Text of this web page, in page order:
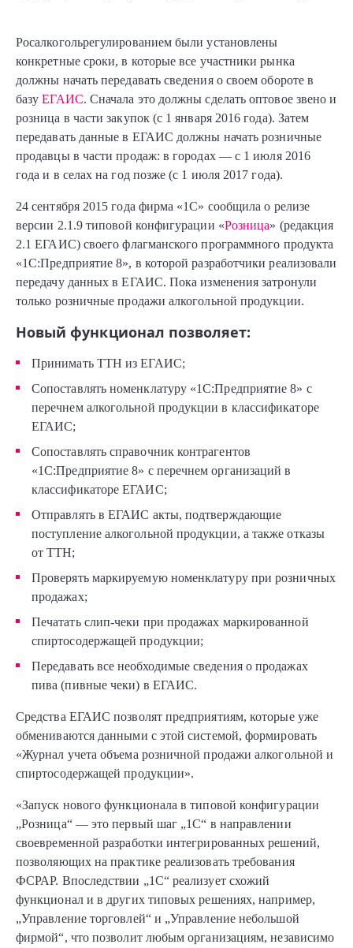
Росалкогольрегулированием были установлены
конкретные сроки, в которые все участники рынка
должны начать передавать сведения о своем обороте в
базуЕГАИС. Сначала это должны сделать оптовое звено и
розница в части закупок (с 1 января 2016 года). Затем
передавать данные в ЕГАИС должны начать розничные
продавцы в части продаж: в городах — с 1 июля 2016
года и в селах на год позже (с 1 июля 2017 года).
24 сентября 2015 года фирма «1С» сообщила о релизе
версии 2.1.9 типовой конфигурации «Розница» (редакция
2.1 ЕГАИС) своего флагманского программного продукта
«1С:Предприятие 8», в которой разработчики реализовали
передачу данных в ЕГАИС. Пока изменения затронули
только розничные продажи алкогольной продукции.
Новый функционал позволяет:
Принимать ТТН из ЕГАИС;
Сопоставлять номенклатуру «1С:Предприятие 8» с
перечнем алкогольной продукции в классификаторе
ЕГАИС;
Сопоставлять справочник контрагентов
«1С:Предприятие 8» с перечнем организаций в
классификаторе ЕГАИС;
Отправлять в ЕГАИС акты, подтверждающие
поступление алкогольной продукции, а также отказы
от ТТН;
Проверять маркируемую номенклатуру при розничных
продажах;
Печатать слип-чеки при продажах маркированной
спиртосодержащей продукции;
Передавать все необходимые сведения о продажах
пива (пивные чеки) в ЕГАИС.
Средства ЕГАИС позволят предприятиям, которые уже
обмениваются данными с этой системой, формировать
«Журнал учета объема розничной продажи алкогольной и
спиртосодержащей продукции».
«Запуск нового функционала в типовой конфигурации
„Розница“ — это первый шаг „1С“ в направлении
своевременной разработки интегрированных решений,
позволяющих на практике реализовать требования
ФСРАР. Впоследствии „1С“ реализует схожий
функционал и в других типовых решениях, например,
„Управление торговлей“ и „Управление небольшой
фирмой“, что позволит любым организациям, независимо